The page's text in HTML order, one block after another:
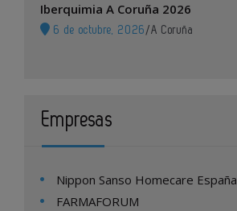
Iberquimia A Coruña 2026
6 de octubre, 2026 /A Coruña
Empresas
Nippon Sanso Homecare España
FARMAFORUM